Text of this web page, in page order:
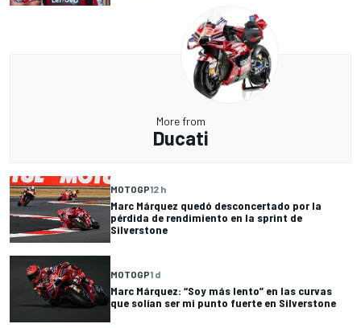
More from
Ducati
MOTOGP12 h
Marc Márquez quedó desconcertado por la
pérdida de rendimiento en la sprint de
Silverstone
MOTOGP1 d
Marc Márquez: “Soy más lento” en las curvas
que solían ser mi punto fuerte en Silverstone